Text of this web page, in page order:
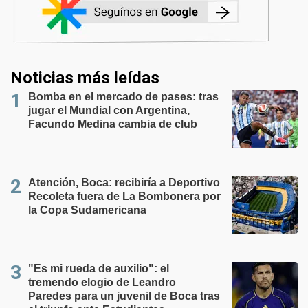
Noticias más leídas
Bomba en el mercado de pases: tras
jugar el Mundial con Argentina,
Facundo Medina cambia de club
Atención, Boca: recibiría a Deportivo
Recoleta fuera de La Bombonera por
la Copa Sudamericana
"Es mi rueda de auxilio": el
tremendo elogio de Leandro
Paredes para un juvenil de Boca tras